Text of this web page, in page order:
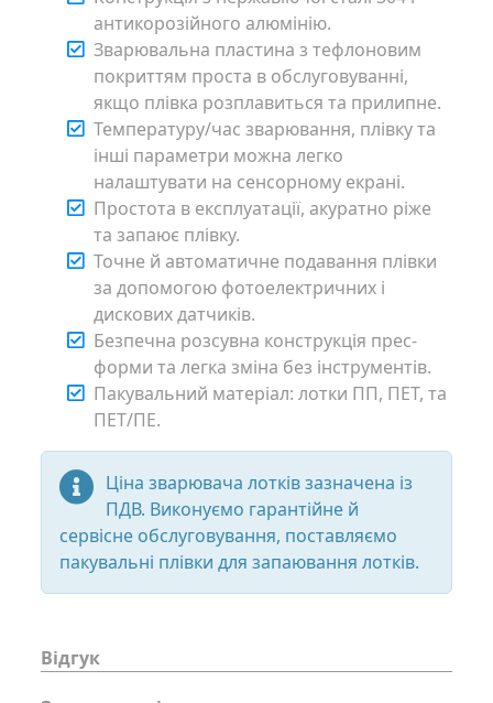
антикорозійного алюмінію.
Зварювальна пластина з тефлоновим
покриттям проста в обслуговуванні,
якщо плівка розплавиться та прилипне.
Температуру/час зварювання, плівку та
інші параметри можна легко
налаштувати на сенсорному екрані.
Простота в експлуатації, акуратно ріже
та запаює плівку.
Точне й автоматичне подавання плівки
за допомогою фотоелектричних і
дискових датчиків.
Безпечна розсувна конструкція прес-
форми та легка зміна без інструментів.
Пакувальний матеріал: лотки ПП, ПЕТ, та
ПЕТ/ПЕ.
Ціна зварювача лотків зазначена із
ПДВ. Виконуємо гарантійне й
сервісне обслуговування, поставляємо
пакувальні плівки для запаювання лотків.
Відгук